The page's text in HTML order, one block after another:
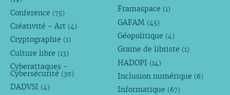
Conference (75)
Créativité - Art (4)
Cryptographie (1)
Culture libre (13)
Cyberattaques -
Cybersécurité (30)
DADVSI (4)
Framaspace (1)
GAFAM (45)
Géopolitique (4)
Graine de libriste (1)
HADOPI (14)
Inclusion numérique (6)
Informatique (67)